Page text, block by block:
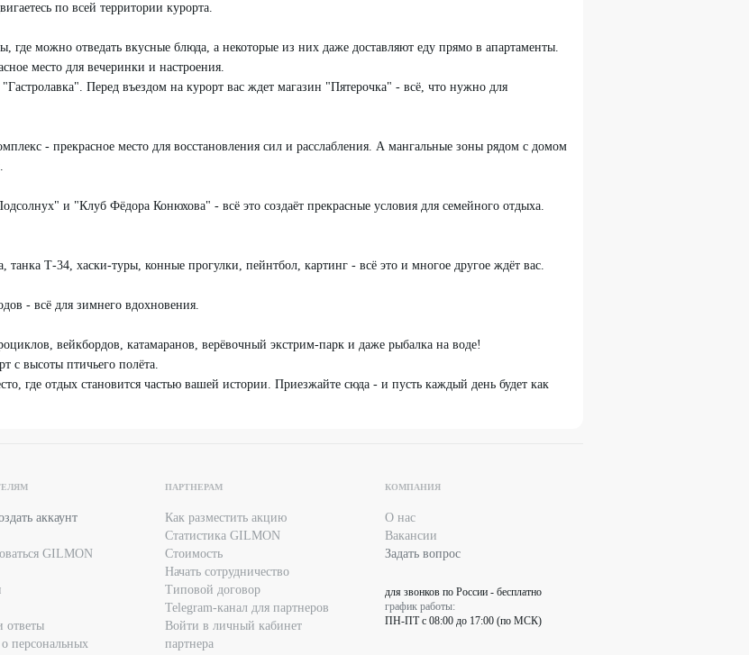
по всей территории курорта.
где можно отведать вкусные блюда, а некоторые из них даже доставляют еду прямо в апартаменты.
место для вечеринки и настроения.
Перед въездом на курорт вас ждет магазин "Пятерочка" - всё, что нужно для
- прекрасное место для восстановления сил и расслабления. А мангальные зоны рядом с домом
и "Клуб Фёдора Конюхова" - всё это создаёт прекрасные условия для семейного отдыха.
танка Т-34, хаски-туры, конные прогулки, пейнтбол, картинг - всё это и многое другое ждёт вас.
- всё для зимнего вдохновения.
вейкбордов, катамаранов, верёвочный экстрим-парк и даже рыбалка на воде!
с высоты птичьего полёта.
где отдых становится частью вашей истории. Приезжайте сюда - и пусть каждый день будет как
аккаунт
GILMON
ответы
персональных
ПАРТНЕРАМ
Как разместить акцию
Статистика GILMON
Стоимость
Начать сотрудничество
Типовой договор
Telegram-канал для партнеров
Войти в личный кабинет
партнера
КОМПАНИЯ
О нас
Вакансии
Задать вопрос
для звонков по России - бесплатно
график работы:
ПН-ПТ с 08:00 до 17:00 (по МСК)